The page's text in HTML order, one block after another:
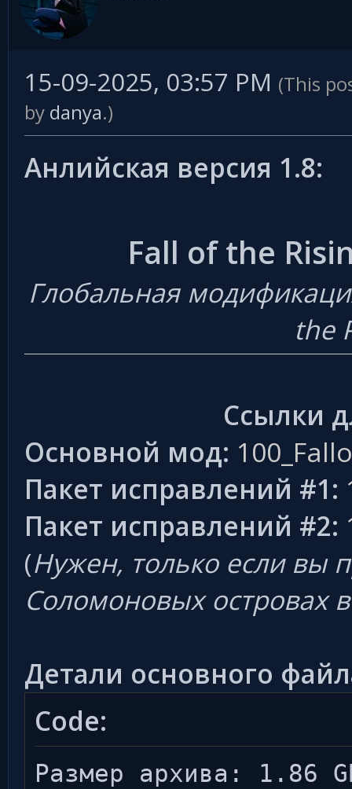
15-09-2025, 03:57 PM (This
by danya.)
Анлийская версия 1.8:
Fall of the
Глобальная
the
Ссылки
Основной мод:
Пакет исправлений #1:
Пакет исправлений #2:
(Нужен, только если вы
Соломоновых островах
Детали основного
Code:
Размер архива: 1.86